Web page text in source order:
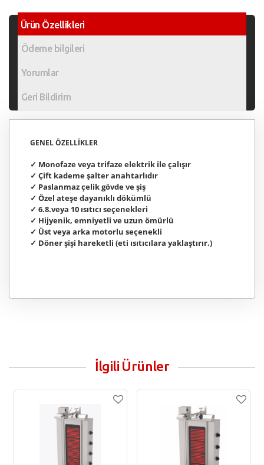
Ürün Özellikleri
Ödeme bilgileri
Yorumlar
Geri Bildirim
GENEL ÖZELLİKLER
✓ Monofaze veya trifaze elektrik ile çalışır
✓ Çift kademe şalter anahtarlıdır
✓ Paslanmaz çelik gövde ve şiş
✓ Özel ateşe dayanıklı dökümlü
✓ 6.8.veya 10 ısıtıcı seçenekleri
✓ Hijyenik, emniyetli ve uzun ömürlü
✓ Üst veya arka motorlu seçenekli
✓ Döner şişi hareketli (eti ısıtıcılara yaklaştırır.)
İlgili Ürünler